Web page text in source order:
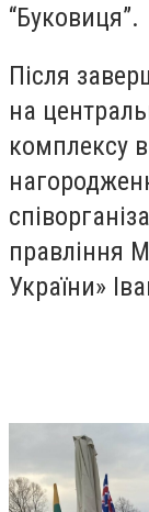
“Буковиця”.
Після
на
комплексу
правління
України»